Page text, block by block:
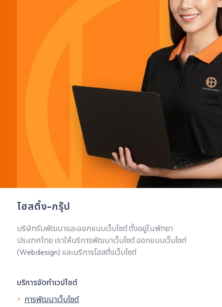
โฮสติ้ง-กรุ๊ป
บริษัทรับพัฒนาและออกแบบเว็บไซต์ ตั้งอยู่ในพัทยา
ประเทศไทย เราให้บริการพัฒนาเว็บไซต์ ออกแบบเว็บไซต์
(Webdesign) และบริการโฮสติ้งเว็บไซต์
บริการจัดทำเวปไซต์
การพัฒนาเว็บไซต์